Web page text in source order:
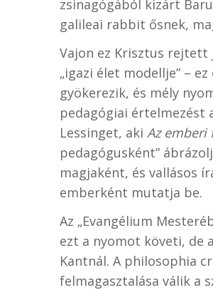
zsinagógából kizárt
galileai rabbit ősnek,
Vajon ez Krisztus rejtett
„igazi élet modellje” –
gyökerezik, és mély
pedagógiai értelmezést
Lessinget, aki Az emberi
pedagógusként”
magjaként, és vallásos
emberként mutatja be.
Az „Evangélium
ezt a nyomot követi, de
Kantnál. A philosophia
felmagasztalása válik a